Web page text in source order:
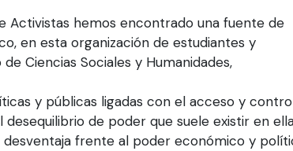
Activistas hemos encontrado una fuente de
en esta organización de estudiantes y
Ciencias Sociales y Humanidades,
y públicas ligadas con el acceso y
de poder que suele existir en
desventaja frente al poder económico y